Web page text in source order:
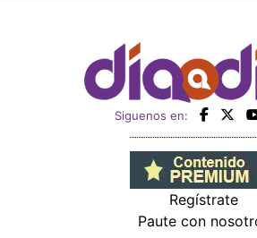
Siguenos en:
Regístrate
Paute con